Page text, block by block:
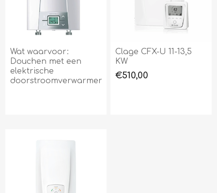
Wat waarvoor:
Douchen met een
elektrische
doorstroomverwarmer
Clage CFX-U 11-13,5
KW
€510,00